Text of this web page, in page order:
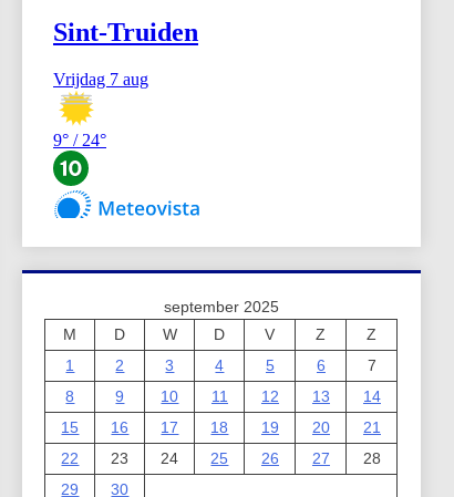
september 2025
M
D W D V Z
Z
1
2 3 4 5 6
7
8
9 10 11 12 13
14
15
16 17 18 19 20
21
22
23 24 25 26 27
28
29
30